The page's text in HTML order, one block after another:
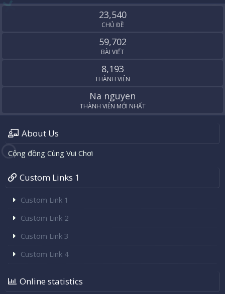
S
23,540
CHỦ ĐỀ
59,702
BÀI VIẾT
8,193
THÀNH VIÊN
Na nguyen
THÀNH VIÊN MỚI NHẤT
About Us
Cộng đồng Cùng Vui Chơi
Custom Links 1
Custom Link 1
Custom Link 2
Custom Link 3
Custom Link 4
Online statistics